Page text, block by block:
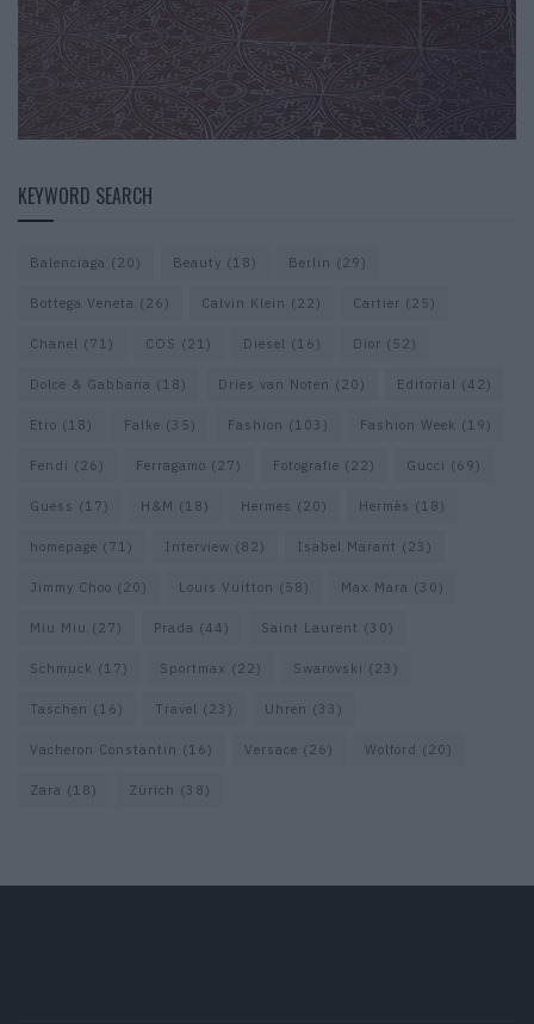
KEYWORD SEARCH
Balenciaga (20) Beauty (18) Berlin (29)
Bottega Veneta (26) Calvin Klein (22) Cartier (25)
Chanel (71) COS (21) Diesel (16) Dior (52)
Dolce & Gabbana (18) Dries van Noten (20) Editorial (42)
Etro (18) Falke (35) Fashion (103) Fashion Week (19)
Fendi (26) Ferragamo (27) Fotografie (22) Gucci (69)
Guess (17) H&M (18) Hermes (20) Hermès (18)
homepage (71) Interview (82) Isabel Marant (23)
Jimmy Choo (20) Louis Vuitton (58) Max Mara (30)
Miu Miu (27) Prada (44) Saint Laurent (30)
Schmuck (17) Sportmax (22) Swarovski (23)
Taschen (16) Travel (23) Uhren (33)
Vacheron Constantin (16) Versace (26) Wolford (20)
Zara (18) Zürich (38)